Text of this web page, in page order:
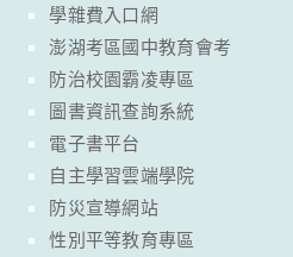
學雜費入口網
澎湖考區國中教育會考
防治校園霸凌專區
圖書資訊查詢系統
電子書平台
自主學習雲端學院
防災宣導網站
性別平等教育專區